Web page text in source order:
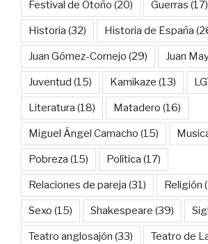
Festival de Otoño (20) Guerras (17)
Historia (32) Historia de España
Juan Gómez-Cornejo (29) Juan
Juventud (15) Kamikaze (13)
Literatura (18) Matadero (16)
Miguel Ángel Camacho (15)
Pobreza (15) Política (17)
Relaciones de pareja (31) Religión
Sexo (15) Shakespeare (39)
Teatro anglosajón (33) Teatro de